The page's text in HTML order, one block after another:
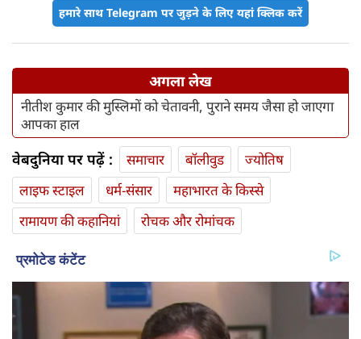
हमारे साथ Telegram पर जुड़ने के लिए यहां क्लिक करें
अगला लेख
नीतीश कुमार की मुस्लिमों को चेतावनी, पुराने समय जैसा हो जाएगा
आपका हाल
वेबदुनिया पर पढ़ें : समाचार बॉलीवुड
ज्योतिष
लाइफ स्‍टाइल
धर्म-संसार
महाभारत के किस्से
रामायण की कहानियां
रोचक और रोमांचक